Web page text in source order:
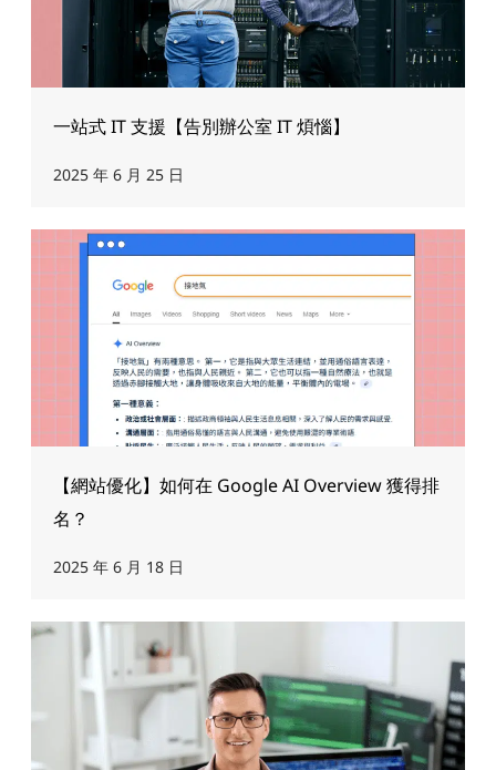
一站式 IT 支援【告別辦公室 IT 煩惱】
2025 年 6 月 25 日
【網站優化】如何在 Google AI Overview 獲得排
名？
2025 年 6 月 18 日